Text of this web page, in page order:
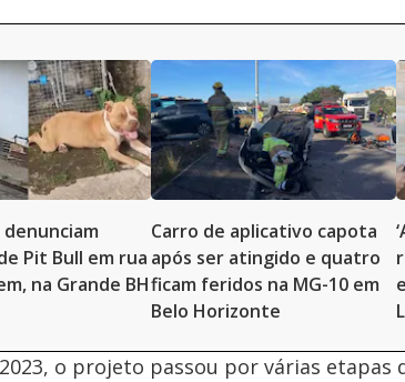
Pit Bull em rua
na Grande BH
Carro de aplicativo capota
após ser atingido e quatro
ficam feridos na MG-10 em
Belo Horizonte
o projeto passou por várias etapas